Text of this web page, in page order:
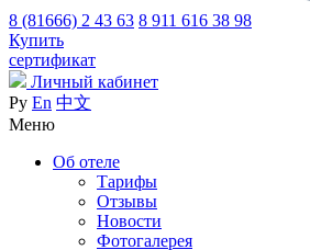
8 (81666) 2 43 63 8 911 616 38 98
Купить
сертификат
Личный кабинет
Ру En 中文
Меню
Об отеле
Тарифы
Отзывы
Новости
Фотогалерея